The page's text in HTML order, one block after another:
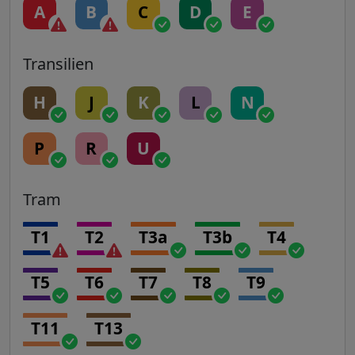
A B C D E
Transilien
H J K L N
P R U
Tram
T1 T2 T3a T3b T4
T5 T6 T7 T8 T9
T11 T13